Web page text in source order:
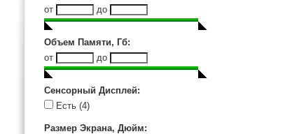
Qumo (1)
Ritmix (15)
RoverMedia (1)
Samsung (6)
Sandisk (1)
Texet (6)
Transcend (1)
от
до
Объем Памяти, Гб:
от
до
Сенсорный Дисплей:
Есть (4)
Размер Экрана, Дюйм: